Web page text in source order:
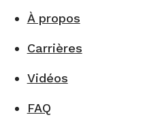
À propos
Carrières
Vidéos
FAQ